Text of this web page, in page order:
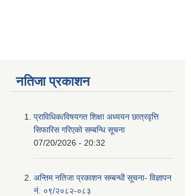
नतिजा प्रकाशन
प्राविधिक/विषयगत शिक्षा अध्ययन छात्रवृत्ति
सिफारिस गरिएकाे सम्बन्धि सूचना
07/20/2026 - 20:32
अन्तिम नतिजा प्रकाशन सम्बन्धी सूचना- विज्ञापन
नं. ०९/२०८२-०८३